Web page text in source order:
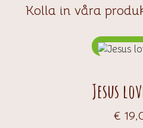
Kolla in våra
Jesus
€